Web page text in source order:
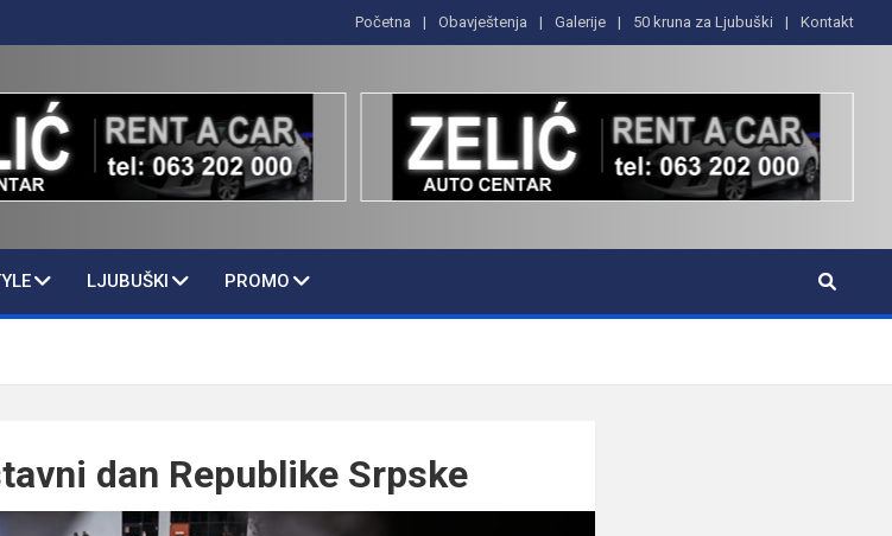
Početna Obavještenja Galerije 50 kruna za Ljubuški Kontakt
LJUBUŠKI PROMO
dan Republike Srpske